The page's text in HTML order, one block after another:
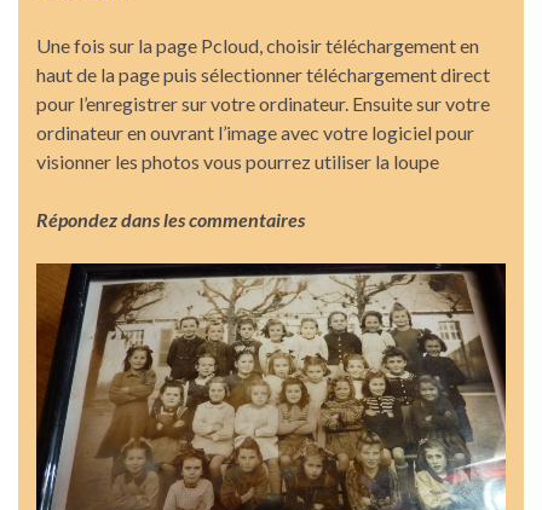
Une fois sur la page Pcloud, choisir téléchargement en
haut de la page puis sélectionner téléchargement direct
pour l’enregistrer sur votre ordinateur. Ensuite sur votre
ordinateur en ouvrant l’image avec votre logiciel pour
visionner les photos vous pourrez utiliser la loupe
Répondez dans les commentaires